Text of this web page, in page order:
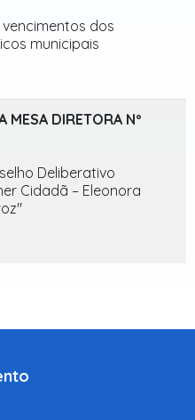
dos
municipais
MESA DIRETORA Nº
Deliberativo
Cidadã – Eleonora